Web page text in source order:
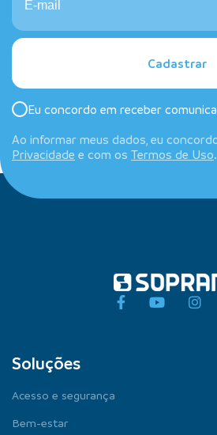
Cadastrar
Eu concordo em receber
Ao informar meus dados, eu
Privacidade e com os Termos de Uso.
Soluções
Acesso e segurança
Bem-estar